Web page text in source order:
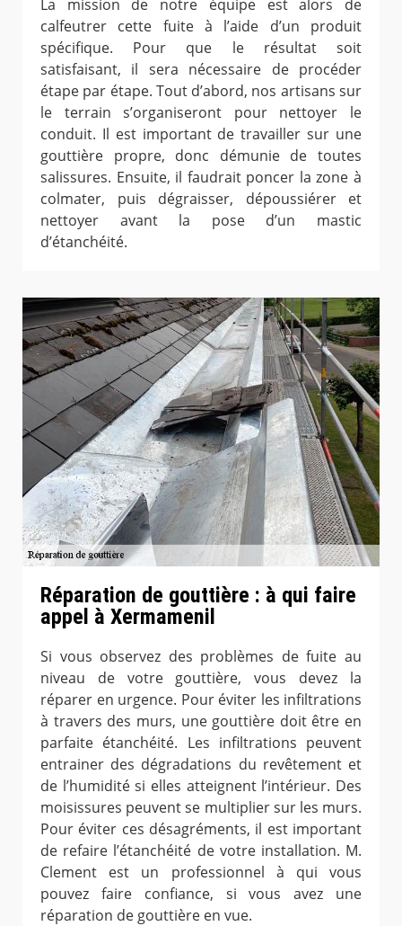
La mission de notre équipe est alors de
calfeutrer cette fuite à l’aide d’un produit
spécifique. Pour que le résultat soit
satisfaisant, il sera nécessaire de procéder
étape par étape. Tout d’abord, nos artisans sur
le terrain s’organiseront pour nettoyer le
conduit. Il est important de travailler sur une
gouttière propre, donc démunie de toutes
salissures. Ensuite, il faudrait poncer la zone à
colmater, puis dégraisser, dépoussiérer et
nettoyer avant la pose d’un mastic
d’étanchéité.
Réparation de gouttière : à qui faire
appel à Xermamenil
Si vous observez des problèmes de fuite au
niveau de votre gouttière, vous devez la
réparer en urgence. Pour éviter les infiltrations
à travers des murs, une gouttière doit être en
parfaite étanchéité. Les infiltrations peuvent
entrainer des dégradations du revêtement et
de l’humidité si elles atteignent l’intérieur. Des
moisissures peuvent se multiplier sur les murs.
Pour éviter ces désagréments, il est important
de refaire l’étanchéité de votre installation. M.
Clement est un professionnel à qui vous
pouvez faire confiance, si vous avez une
réparation de gouttière en vue.